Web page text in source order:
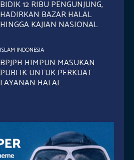
BIDIK 12 RIBU PENGUNJUNG,
HADIRKAN BAZAR HALAL
HINGGA KAJIAN NASIONAL
ISLAM INDONESIA
BPJPH HIMPUN MASUKAN
PUBLIK UNTUK PERKUAT
LAYANAN HALAL